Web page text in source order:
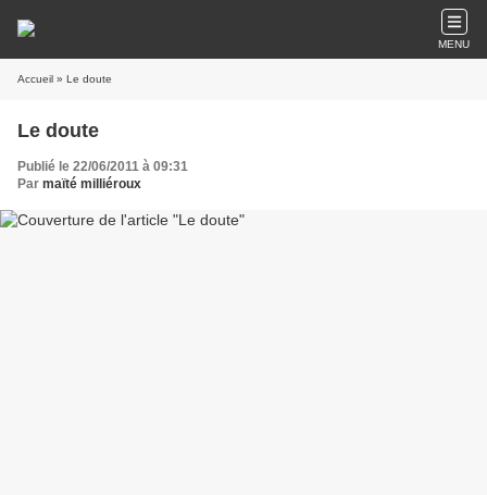
MENU
Accueil » Le doute
Le doute
Publié le 22/06/2011 à 09:31
Par maïté milliéroux